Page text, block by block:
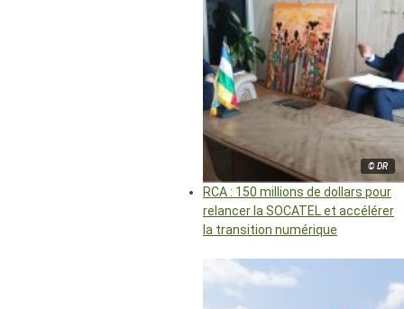
© DR
RCA : 150 millions de dollars pour
relancer la SOCATEL et accélérer
la transition numérique